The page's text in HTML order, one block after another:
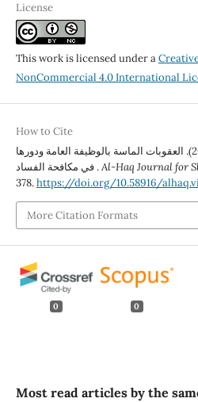
License
This work is licensed under a
NonCommercial 4.0 International
How to Cite
د. مصطفى فرج البرغوثي. (2024). العقوبات الماسة بالوظيفة العامة ودورها
في مكافحة الفساد .Al-Haq Journal for
378.https://doi.org/10.58916/
More Citation Formats
0 0
Most read articles by the